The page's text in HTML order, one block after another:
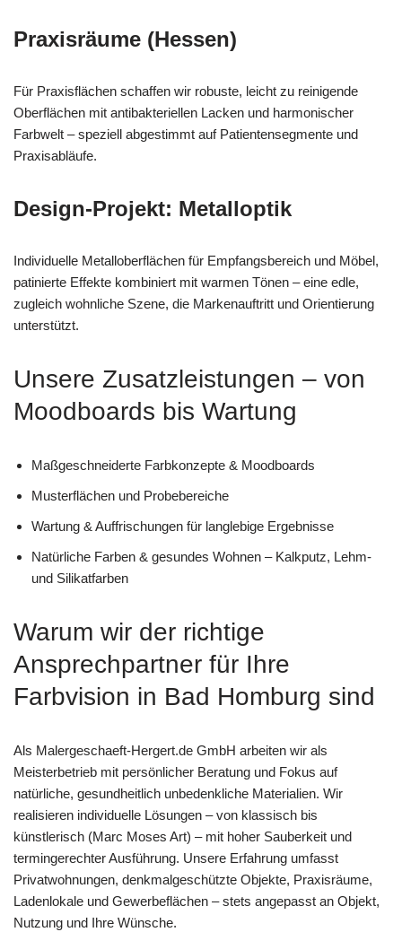
Praxisräume (Hessen)
Für Praxisflächen schaffen wir robuste, leicht zu reinigende
Oberflächen mit antibakteriellen Lacken und harmonischer
Farbwelt – speziell abgestimmt auf Patientensegmente und
Praxisabläufe.
Design-Projekt: Metalloptik
Individuelle Metalloberflächen für Empfangsbereich und Möbel,
patinierte Effekte kombiniert mit warmen Tönen – eine edle,
zugleich wohnliche Szene, die Markenauftritt und Orientierung
unterstützt.
Unsere Zusatzleistungen – von
Moodboards bis Wartung
Maßgeschneiderte Farbkonzepte & Moodboards
Musterflächen und Probebereiche
Wartung & Auffrischungen für langlebige Ergebnisse
Natürliche Farben & gesundes Wohnen – Kalkputz, Lehm-
und Silikatfarben
Warum wir der richtige
Ansprechpartner für Ihre
Farbvision in Bad Homburg sind
Als Malergeschaeft-Hergert.de GmbH arbeiten wir als
Meisterbetrieb mit persönlicher Beratung und Fokus auf
natürliche, gesundheitlich unbedenkliche Materialien. Wir
realisieren individuelle Lösungen – von klassisch bis
künstlerisch (Marc Moses Art) – mit hoher Sauberkeit und
termingerechter Ausführung. Unsere Erfahrung umfasst
Privatwohnungen, denkmalgeschützte Objekte, Praxisräume,
Ladenlokale und Gewerbeflächen – stets angepasst an Objekt,
Nutzung und Ihre Wünsche.